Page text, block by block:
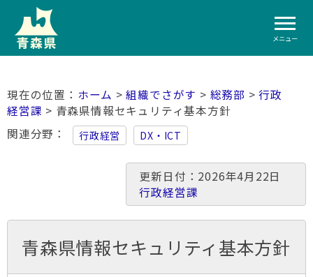
メニュー
ホーム >組織でさがす > 総務部 >行政
経営課 > 青森県情報セキュリティ基本方針
関連分野
行政経営 DX・ICT
更新日付：2026年4月22日
行政経営課
青森県情報セキュリティ基本方針